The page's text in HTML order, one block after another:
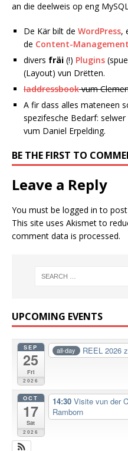
an die deelweis op eng
De Kär bilt de WordPress,
de Content-Management
divers fräi (!) Plugins
(Layout) vun Drëtten.
Iaddressbookvum
A fir dass alles mateneen
spezifesche Bedarf:
vum Daniel Erpelding.
BE THE FIRST TO
Leave a Reply
You must be logged in to
This site uses Akismet to
comment data is processed.
UPCOMING EVENTS
SEP
25
Fri
2026
all-day REEL 2026
OCT
17
Sat
2026
14:30 Visite vun der
Ramborn